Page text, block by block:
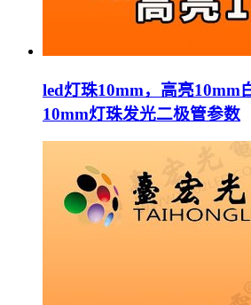
led灯珠10mm，高亮10mm
10mm灯珠发光二极管参数